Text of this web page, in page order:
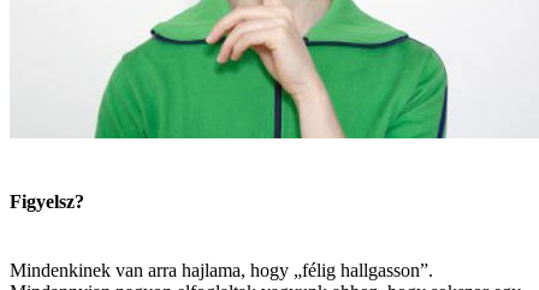
Figyelsz?
Mindenkinek van arra hajlama, hogy „félig hallgasson”.